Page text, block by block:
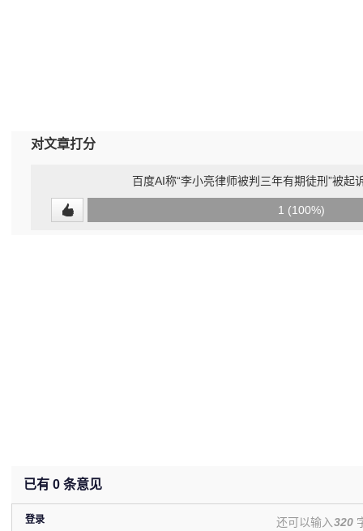
对文章打分
百度AI称“李小亮律师被判三年有期徒刑”被起
1 (100%)
已有 0 条意见
登录 还可以输入320